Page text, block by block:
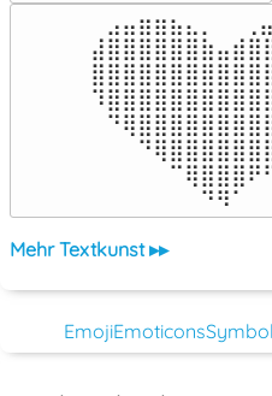
⠀⣠⣤⣶⣶⣦⣄⡀
Mehr Textkunst ▸▸
EmojiEmoticons